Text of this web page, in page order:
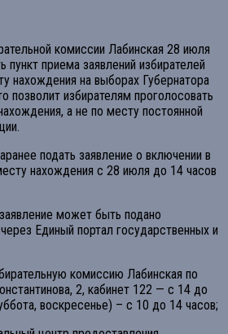
комиссии Лабинская 28 июля
пункт приема заявлений избирателей
нахождения на выборах Губернатора
позволит избирателям проголосовать
а не по месту постоянной
подать заявление о включении в
нахождения с 28 июля до 14 часов
может быть подано
Единый портал государственных и
комиссию Лабинская по
2, кабинет 122 — с 14 до
воскресенье) – с 10 до 14 часов;